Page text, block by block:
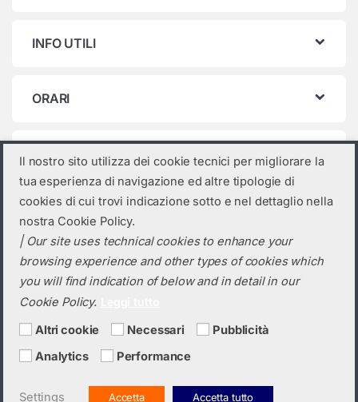
INFO UTILI
ORARI
Categorie prodotto
Seleziona una categoria
Hai bisogno di un preventivo?
+39 0423 6326
Il nostro sito utilizza dei cookie tecnici per migliorare la
tua esperienza di navigazione ed altre tipologie di
cookies di cui trovi indicazione sotto e nel dettaglio nella
nostra Cookie Policy.
| Our site uses technical cookies to enhance your
browsing experience and other types of cookies which
you will find indication of below and in detail in our
Cookie Policy.
Altri cookie Necessari
Pubblicità
Analytics
Performance
Settings Accetta Accetta tutto